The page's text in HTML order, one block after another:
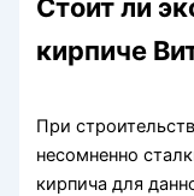
Стоит ли
кирпиче
При
несомненно
кирпича для